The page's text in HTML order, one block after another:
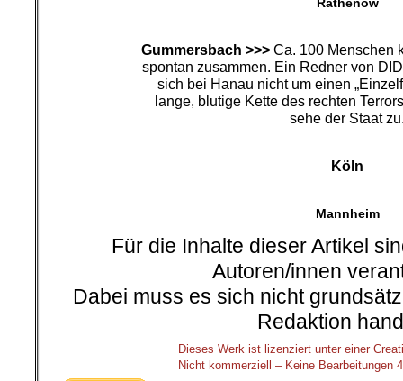
Rathenow
Gummersbach >>> Ca. 100 Menschen
spontan zusammen. Ein Redner von
sich bei Hanau nicht um einen
lange, blutige Kette des rechten
sehe der Staat
Köln
Mannheim
Für die Inhalte dieser Artikel
Autoren/innen
Dabei muss es sich nicht
Redaktion
Dieses Werk ist lizenziert unter einer
Nicht kommerziell – Keine Bearbeitungen